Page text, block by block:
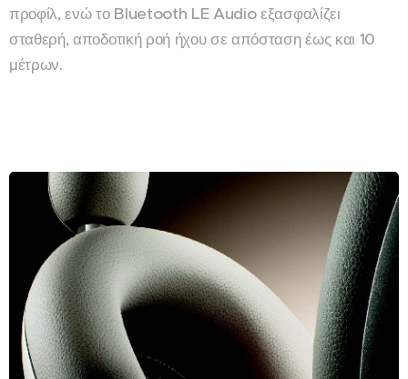
προφίλ, ενώ το Bluetooth LE Audio εξασφαλίζει
σταθερή, αποδοτική ροή ήχου σε απόσταση έως και 10
μέτρων.